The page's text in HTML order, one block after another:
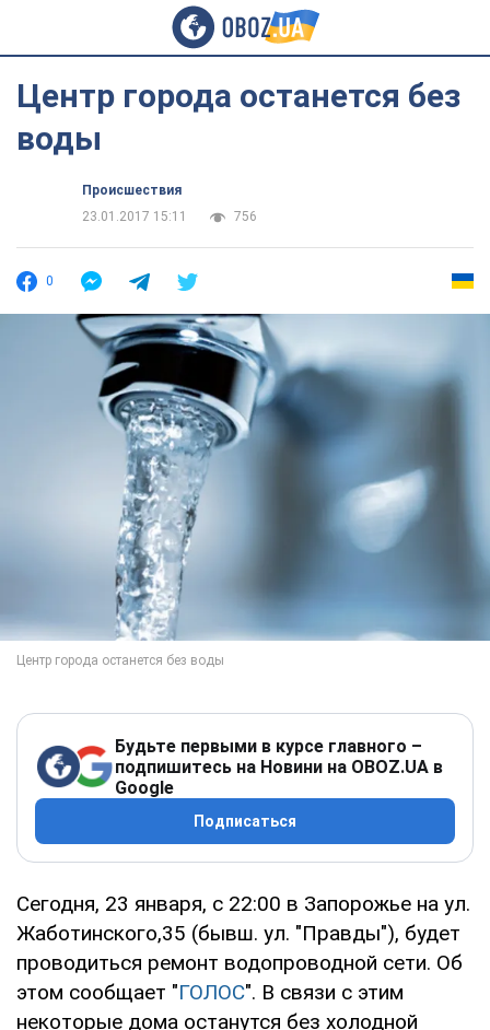
Центр города останется без
воды
Происшествия
23.01.2017 15:11
756
0
Будьте первыми в курсе главного –
подпишитесь на Новини на OBOZ.UA в
Google
Подписаться
Сегодня, 23 января, с 22:00 в Запорожье на ул.
Жаботинского,35 (бывш. ул. "Правды"), будет
проводиться ремонт водопроводной сети. Об
этом сообщает "ГОЛОС". В связи с этим
некоторые дома останутся без холодной